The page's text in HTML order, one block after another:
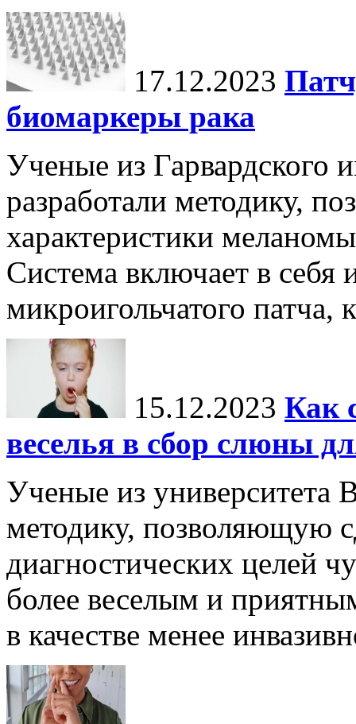
17.12.2023
биомаркеры рака
Ученые из
разработали методику,
характеристики
Система включает в себя
микроигольчатого патча,
15.12.2023 Как
веселья в сбор слюны
Ученые из университета
методику, позволяющую
диагностических целей
более веселым и
в качестве менее